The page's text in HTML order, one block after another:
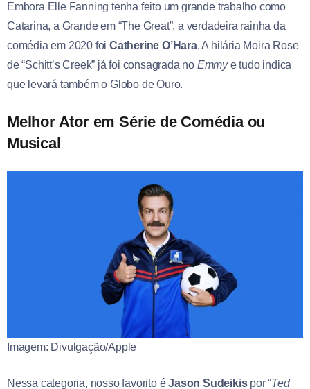
Embora Elle Fanning tenha feito um grande trabalho como
Catarina, a Grande em “The Great”, a verdadeira rainha da
comédia em 2020 foiCatherine O’Hara. A hilária Moira Rose
de “Schitt’s Creek” já foi consagrada no Emmye tudo indica
que levará também o Globo de Ouro.
Melhor Ator em Série de Comédia ou
Musical
Imagem: Divulgação/Apple
Nessa categoria, nosso favorito éJason Sudeikispor “Ted